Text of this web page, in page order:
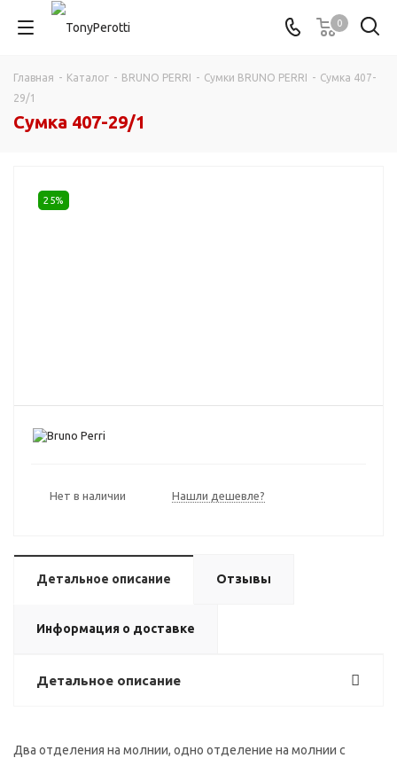
0
Главная - Каталог - BRUNO PERRI - Сумки BRUNO PERRI - Сумка 407-
29/1
Сумка 407-29/1
25%
Нет в наличии Нашли дешевле?
Детальное описание Отзывы
Информация о доставке
Детальное описание
Два отделения на молнии, одно отделение на молнии с